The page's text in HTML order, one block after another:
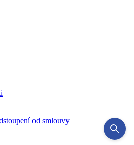
od smlouvy